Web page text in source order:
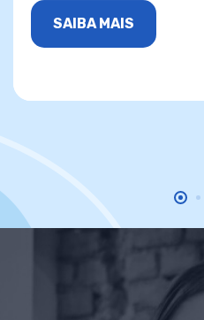
SAIBA MAIS